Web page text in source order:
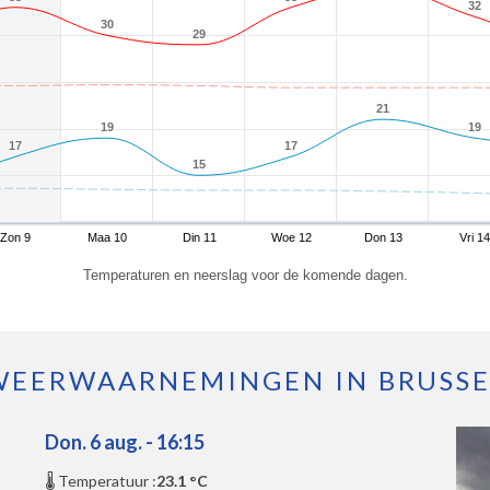
30
30
29
29
32
32
17
17
19
19
15
15
17
17
21
21
19
19
Zon 9 Maa 10 Din 11 Woe 12 Don 13 Vri 14
Temperaturen en neerslag voor de komende dagen.
IN
Don. 6 aug. - 16:15
🌡️ Temperatuur :23.1 °C